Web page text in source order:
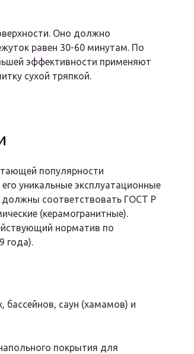
Оно должно
равен 30-60 минутам. По
эффективности применяют
сухой тряпкой.
популярности
уникальные эксплуатационные
должны соответствовать ГОСТ Р
(керамогранитные).
норматив по
года).
бассейнов, саун (хамамов) и
покрытия для